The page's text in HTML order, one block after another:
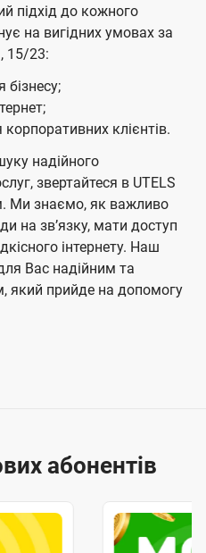
підхід до кожного
на вигідних умовах за
15/23:
бізнесу;
клієнтів.
надійного
звертайтеся в UTELS
Ми знаємо, як важливо
на звʼязку, мати доступ
інтернету. Наш
Вас надійним та
який прийде на допомогу
абонентів